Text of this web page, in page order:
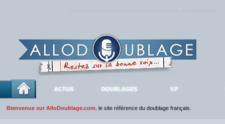
ACTUS DOUBLAGES V.F
Bienvenue sur AlloDoublage.com , le site référence du doublage français.